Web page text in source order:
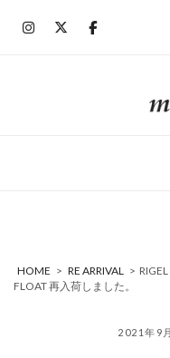
HOME > RE ARRIVAL >
FLOAT 再入荷しました。
2021年9